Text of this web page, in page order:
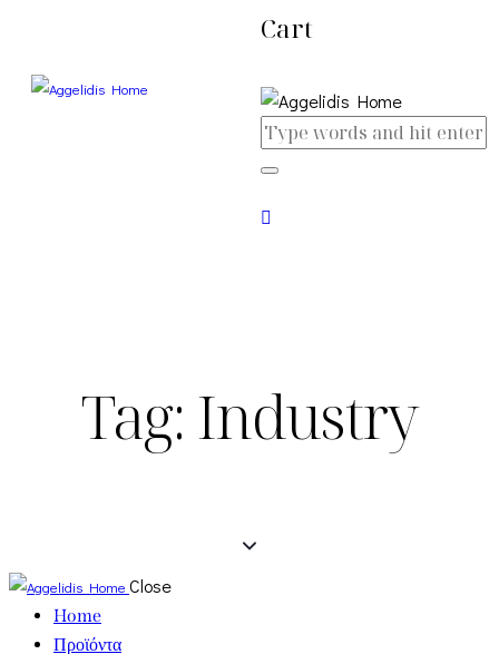
Cart
Tag: Industry
Close
Home
Προϊόντα